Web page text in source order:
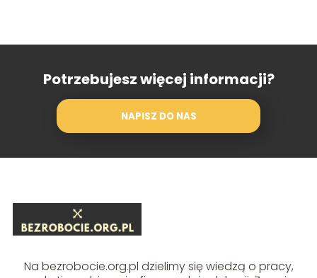
Potrzebujesz więcej informacji?
NAPISZ DO NAS
Na bezrobocie.org.pl dzielimy się wiedzą o pracy,